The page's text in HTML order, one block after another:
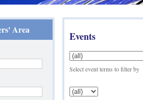
Area
Events
Select event terms to filter by